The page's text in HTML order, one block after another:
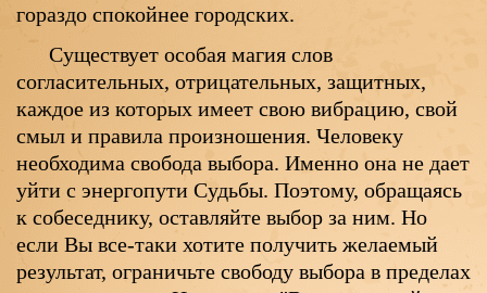
гораздо спокойнее городских.
Существует особая магия слов
согласительных, отрицательных, защитных,
каждое из которых имеет свою вибрацию, свой
смыл и правила произношения. Человеку
необходима свобода выбора. Именно она не дает
уйти с энергопути Судьбы. Поэтому, обращаясь
к собеседнику, оставляйте выбор за ним. Но
если Вы все-таки хотите получить желаемый
результат, ограничьте свободу выбора в пределах